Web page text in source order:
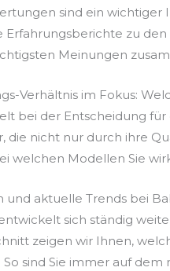
sind ein wichtiger
Erfahrungsberichte zu
Meinungen
Verhältnis im Fokus:
bei der Entscheidung
die nicht nur durch ihre
welchen Modellen Sie
und aktuelle Trends bei
sich ständig
zeigen wir Ihnen,
So sind Sie immer auf